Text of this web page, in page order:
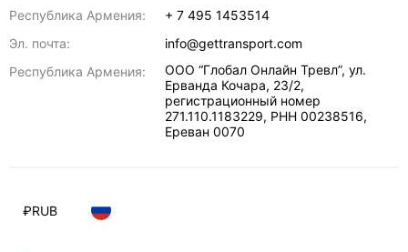
Республика Армения:
+ 7 495 1453514
Эл. почта:
info@gettransport.com
Республика Армения:
ООО “Глобал Онлайн Тревл”, ул.
Ерванда Кочара, 23/2,
регистрационный номер
271.110.1183229, РНН 00238516,
Ереван 0070
₽RUB